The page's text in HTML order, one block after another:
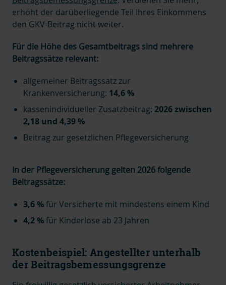
erhöht der darüberliegende Teil Ihres Einkommens
den GKV-Beitrag nicht weiter.
Für die Höhe des Gesamtbeitrags sind mehrere
Beitragssätze relevant:
allgemeiner Beitragssatz zur
Krankenversicherung: 14,6 %
kassenindividueller Zusatzbeitrag: 2026 zwischen
2,18 und 4,39 %
Beitrag zur gesetzlichen Pflegeversicherung
In der Pflegeversicherung gelten 2026 folgende
Beitragssätze:
3,6 %für Versicherte mit mindestens einem Kind
4,2 %für Kinderlose ab 23 Jahren
Kostenbeispiel: Angestellter unterhalb
der Beitragsbemessungsgrenze